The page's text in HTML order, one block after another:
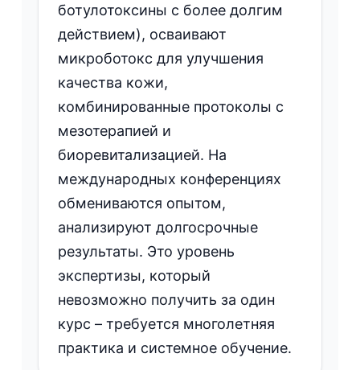
ботулотоксины с более долгим
действием), осваивают
микроботокс для улучшения
качества кожи,
комбинированные протоколы с
мезотерапией и
биоревитализацией. На
международных конференциях
обмениваются опытом,
анализируют долгосрочные
результаты. Это уровень
экспертизы, который
невозможно получить за один
курс – требуется многолетняя
практика и системное обучение.